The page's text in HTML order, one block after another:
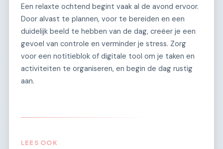
Een relaxte ochtend begint vaak al de avond ervoor.
Door alvast te plannen, voor te bereiden en een
duidelijk beeld te hebben van de dag, creëer je een
gevoel van controle en verminder je stress. Zorg
voor een notitieblok of digitale tool om je taken en
activiteiten te organiseren, en begin de dag rustig
aan.
LEES OOK